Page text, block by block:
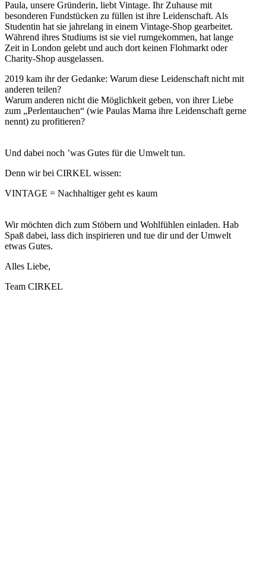
Paula, unsere Gründerin, liebt Vintage. Ihr Zuhause mit
besonderen Fundstücken zu füllen ist ihre Leidenschaft. Als
Studentin hat sie jahrelang in einem Vintage-Shop gearbeitet.
Während ihres Studiums ist sie viel rumgekommen, hat lange
Zeit in London gelebt und auch dort keinen Flohmarkt oder
Charity-Shop ausgelassen.
2019 kam ihr der Gedanke: Warum diese Leidenschaft nicht mit
anderen teilen?
Warum anderen nicht die Möglichkeit geben, von ihrer Liebe
zum „Perlentauchen“ (wie Paulas Mama ihre Leidenschaft gerne
nennt) zu profitieren?
Und dabei noch ’was Gutes für die Umwelt tun.
Denn wir bei CIRKEL wissen:
VINTAGE = Nachhaltiger geht es kaum
Wir möchten dich zum Stöbern und Wohlfühlen einladen. Hab
Spaß dabei, lass dich inspirieren und tue dir und der Umwelt
etwas Gutes.
Alles Liebe,
Team CIRKEL